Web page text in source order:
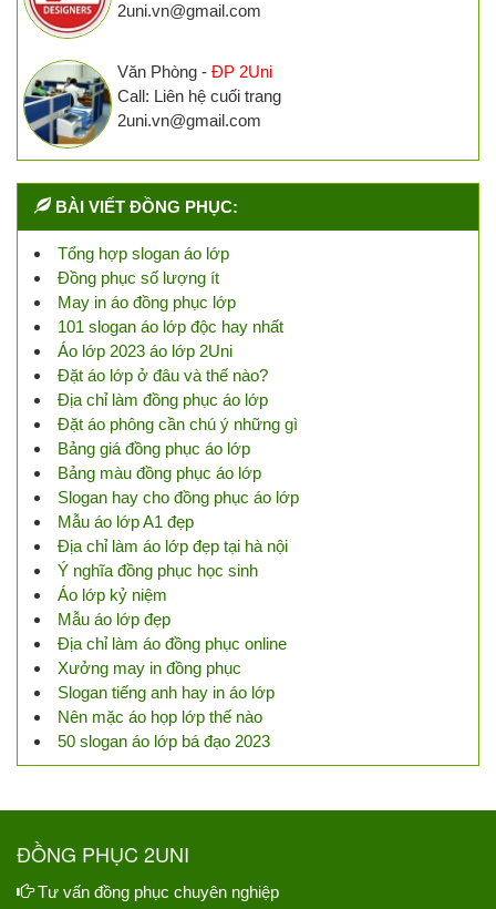
2uni.vn@gmail.com
Văn Phòng - ĐP 2Uni
Call: Liên hệ cuối trang
2uni.vn@gmail.com
BÀI VIẾT ĐỒNG PHỤC:
Tổng hợp slogan áo lớp
Đồng phục số lượng ít
May in áo đồng phục lớp
101 slogan áo lớp độc hay nhất
Áo lớp 2023 áo lớp 2Uni
Đặt áo lớp ở đâu và thế nào?
Địa chỉ làm đồng phục áo lớp
Đặt áo phông cần chú ý những gì
Bảng giá đồng phục áo lớp
Bảng màu đồng phục áo lớp
Slogan hay cho đồng phục áo lớp
Mẫu áo lớp A1 đẹp
Địa chỉ làm áo lớp đẹp tại hà nội
Ý nghĩa đồng phục học sinh
Áo lớp kỷ niệm
Mẫu áo lớp đẹp
Địa chỉ làm áo đồng phục online
Xưởng may in đồng phục
Slogan tiếng anh hay in áo lớp
Nên mặc áo họp lớp thế nào
50 slogan áo lớp bá đạo 2023
ĐỒNG PHỤC 2UNI
Tư vấn đồng phục chuyên nghiệp